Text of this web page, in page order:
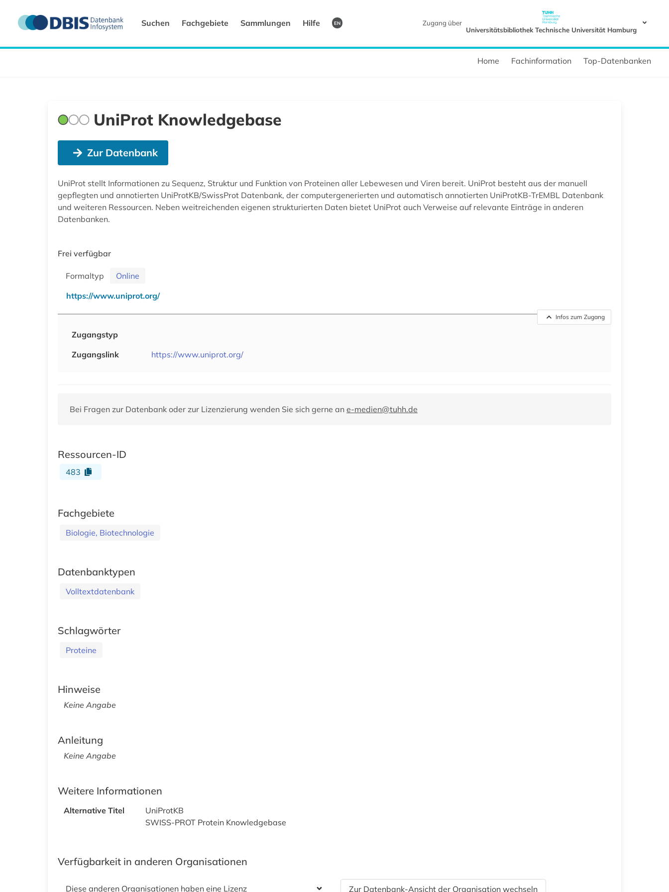
Suchen Fachgebiete Sammlungen Hilfe EN
Zugang über
Universitätsbibliothek Technische Universität Hamburg
Home Fachinformation Top-Datenbanken
UniProt Knowledgebase
Zur Datenbank
UniProt stellt Informationen zu Sequenz, Struktur und Funktion von Proteinen aller Lebewesen und Viren bereit. UniProt besteht aus der manuell
gepflegten und annotierten UniProtKB/SwissProt Datenbank, der computergenerierten und automatisch annotierten UniProtKB-TrEMBL Datenbank
und weiteren Ressourcen. Neben weitreichenden eigenen strukturierten Daten bietet UniProt auch Verweise auf relevante Einträge in anderen
Datenbanken.
Frei verfügbar
Formaltyp
Online
https://www.uniprot.org/
Infos zum Zugang
Zugangstyp
Zugangslink
https://www.uniprot.org/
Bei Fragen zur Datenbank oder zur Lizenzierung wenden Sie sich gerne an e-medien@tuhh.de
Ressourcen-ID
483
Fachgebiete
Biologie, Biotechnologie
Datenbanktypen
Volltextdatenbank
Schlagwörter
Proteine
Hinweise
Keine Angabe
Anleitung
Keine Angabe
Weitere Informationen
Alternative Titel
UniProtKB
SWISS-PROT Protein Knowledgebase
Verfügbarkeit in anderen Organisationen
Diese anderen Organisationen haben eine Lizenz Zur Datenbank-Ansicht der Organisation wechseln